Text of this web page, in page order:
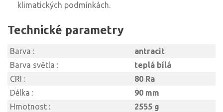
klimatických podmínkách.
Technické parametry
Barva :
antracit
Barva světla :
teplá bílá
CRI :
80 Ra
Délka :
90 mm
Hmotnost :
2555 g